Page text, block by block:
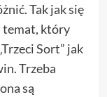
Tak jak się
temat, który
Sort” jak
Trzeba
są